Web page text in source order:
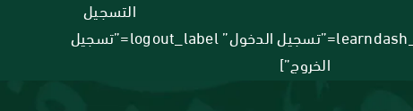
التسجيل
[learndash_login login_label=”تسجيل الدخول” logout_label=”تسجيل
الخروج”]